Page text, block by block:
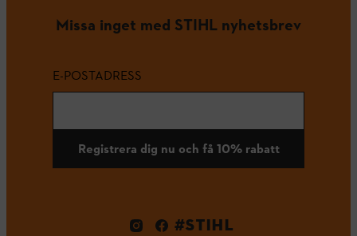
Missa inget med STIHL nyhetsbrev
E-POSTADRESS
Registrera dig nu och få 10% rabatt
#STIHL